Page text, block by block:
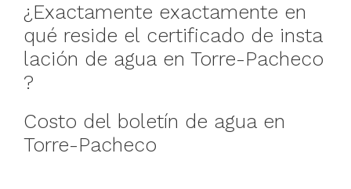
¿Exactamente exactamente en
qué reside el certificado de insta
lación de agua en Torre-Pacheco
?
Costo del boletín de agua en
Torre-Pacheco